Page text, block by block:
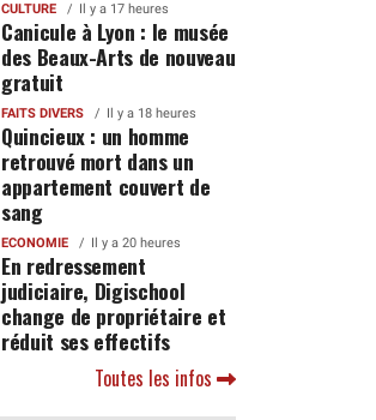
CULTURE Il y a 17 heures
Canicule à Lyon : le musée
des Beaux-Arts de nouveau
gratuit
FAITS DIVERS Il y a 18 heures
Quincieux : un homme
retrouvé mort dans un
appartement couvert de
sang
ECONOMIE Il y a 20 heures
En redressement
judiciaire, Digischool
change de propriétaire et
réduit ses effectifs
Toutes les infos